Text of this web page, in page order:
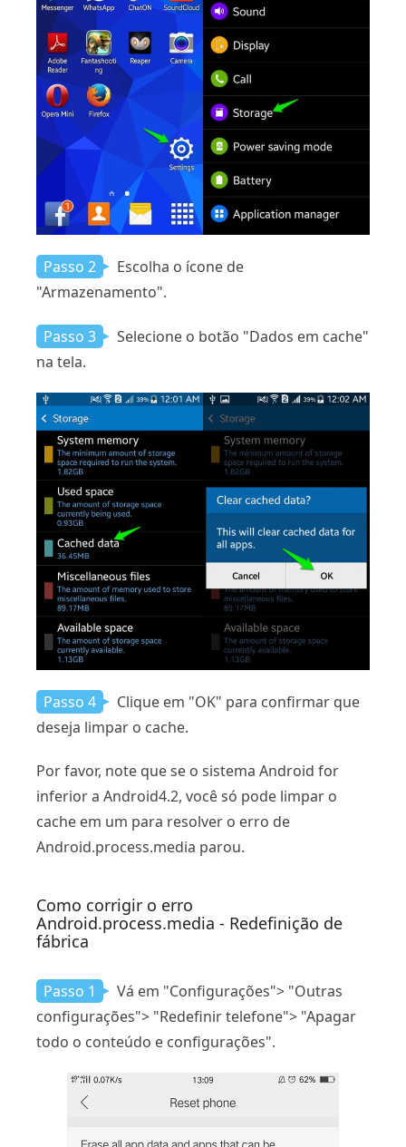
Passo 2
Escolha o ícone de
"Armazenamento".
Passo 3
Selecione o botão "Dados em cache"
na tela.
Passo 4
Clique em "OK" para confirmar que
deseja limpar o cache.
Por favor, note que se o sistema Android for
inferior a Android4.2, você só pode limpar o
cache em um para resolver o erro de
Android.process.media parou.
Como corrigir o erro
Android.process.media - Redefinição de
fábrica
Passo 1
Vá em "Configurações"> "Outras
configurações"> "Redefinir telefone"> "Apagar
todo o conteúdo e configurações".